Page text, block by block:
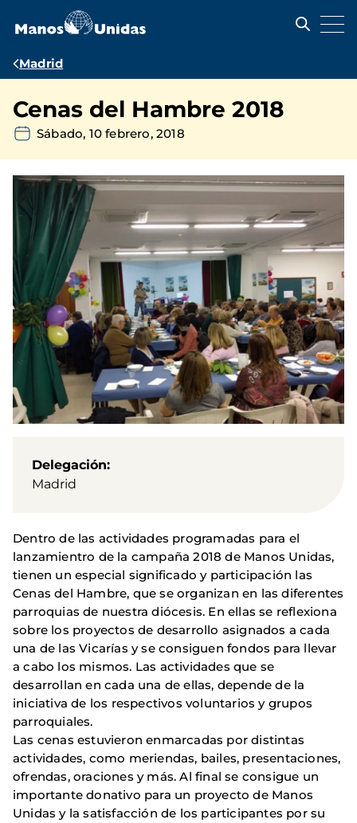
contenido
Ruta
navegación
Madrid
Cenas del Hambre 2018
Sábado, 10 febrero, 2018
Delegación
Madrid
Dentro de las actividades programadas para el
lanzamientro de la campaña 2018 de Manos Unidas,
tienen un especial significado y participación las
Cenas del Hambre, que se organizan en las diferentes
parroquias de nuestra diócesis. En ellas se reflexiona
sobre los proyectos de desarrollo asignados a cada
una de las Vicarías y se consiguen fondos para llevar
a cabo los mismos. Las actividades que se
desarrollan en cada una de ellas, depende de la
iniciativa de los respectivos voluntarios y grupos
parroquiales.
Las cenas estuvieron enmarcadas por distintas
actividades, como meriendas, bailes, presentaciones,
ofrendas, oraciones y más.Al final se consigue un
importante donativo para un proyecto de Manos
Unidas y la satisfacción de los participantes por su